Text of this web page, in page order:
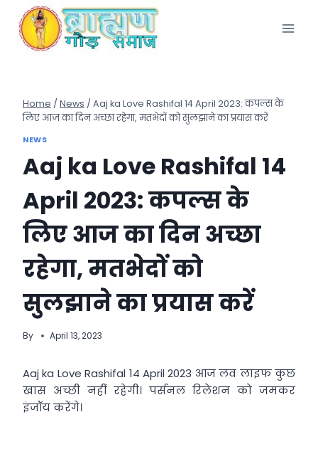
content
Home / News / Aaj ka Love Rashifal 14 April 2023: कपल्स के
लिए आज का दिन अच्छा रहेगा, मतभेदों को सुलझाने का प्रयास करें
NEWS
Aaj ka Love Rashifal 14
April 2023: कपल्स के
लिए आज का दिन अच्छा
रहेगा, मतभेदों को
सुलझाने का प्रयास करें
By April 13, 2023
Aaj ka Love Rashifal 14 April 2023 आज लव लाइफ कुछ
खास अच्छी नहीं रहेगी। पर्सनल रिलेशन को जमकर
इंजॉय करेंगे।